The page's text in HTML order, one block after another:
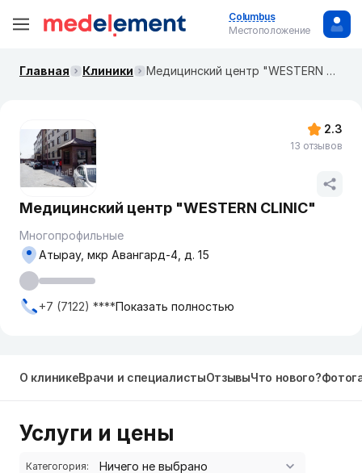
Columbus
Местоположение
Главная Клиники Медицинский центр "WESTERN CLINIC"
Медицинский центр "WESTERN CLINIC"
Многопрофильные
Атырау, мкр Авангард-4, д. 15
+7 (7122) ****Показать полностью
2.3
13 отзывов
О клиникеВрачи и специалистыОтзывыЧто нового?
Услуги и цены
Категогория: